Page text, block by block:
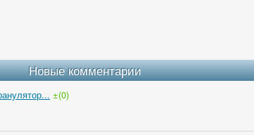
Новые комментарии
±(0)